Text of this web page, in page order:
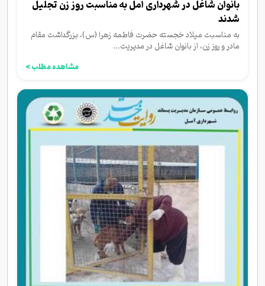
بانوان شاغل در شهرداری آمل به مناسبت روز زن تجلیل
شدند
به مناسبت میلاد خجسته حضرت فاطمه زهرا (س)، بزرگداشت مقام
مادر و روز زن،‌ از بانوان شاغل در مدیریت...
مشاهده مطلب >